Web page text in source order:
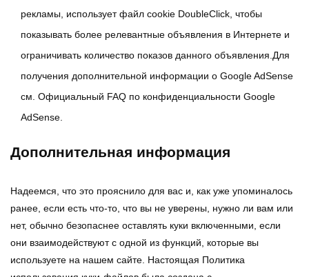
рекламы, использует файл cookie DoubleClick, чтобы
показывать более релевантные объявления в Интернете и
ограничивать количество показов данного объявления.Для
получения дополнительной информации о Google AdSense
см. Официальный FAQ по конфиденциальности Google
AdSense.
Дополнительная информация
Надеемся, что это прояснило для вас и, как уже упоминалось
ранее, если есть что-то, что вы не уверены, нужно ли вам или
нет, обычно безопаснее оставлять куки включенными, если
они взаимодействуют с одной из функций, которые вы
используете на нашем сайте. Настоящая Политика